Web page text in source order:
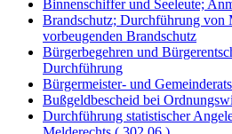
Binnenschiffer und Seeleute;
Brandschutz; Durchführung von
vorbeugenden Brandschutz
Bürgerbegehren und
Durchführung
Bürgermeister- und
Bußgeldbescheid bei
Durchführung statistischer